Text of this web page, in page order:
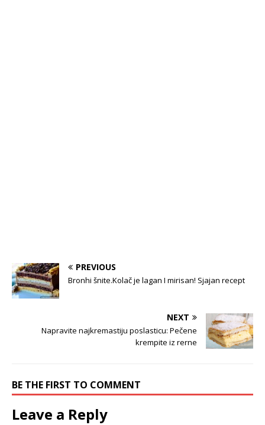
PREVIOUS
Bronhi šnite.Kolač je lagan I mirisan! Sjajan recept
NEXT
Napravite najkremastiju poslasticu: Pečene
krempite iz rerne
BE THE FIRST TO COMMENT
Leave a Reply